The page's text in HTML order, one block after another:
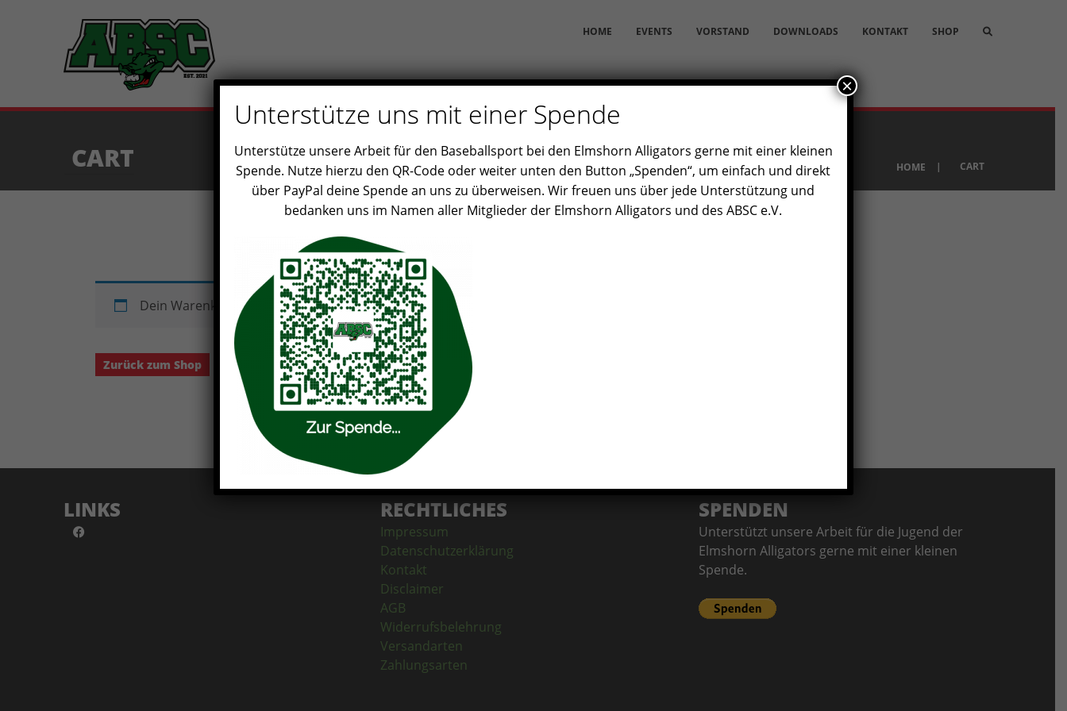
HOME EVENTS VORSTAND DOWNLOADS KONTAKT SHOP
CART HOME | CART
Dein Warenkorb ist derzeit leer.
Zurück zum Shop
LINKS RECHTLICHES
Impressum
Datenschutzerklärung
Kontakt
Disclaimer
AGB
Widerrufsbelehrung
Versandarten
Zahlungsarten
SPENDEN
Unterstützt unsere Arbeit für die Jugend der
Elmshorn Alligators gerne mit einer kleinen
Spende.
Unterstütze uns mit einer Spende
Unterstütze unsere Arbeit für den Baseballsport bei den Elmshorn Alligators gerne mit einer kleinen
Spende. Nutze hierzu den QR-Code oder weiter unten den Button „Spenden“, um einfach und direkt
über PayPal deine Spende an uns zu überweisen. Wir freuen uns über jede Unterstützung und
bedanken uns im Namen aller Mitglieder der Elmshorn Alligators und des ABSC e.V.
×